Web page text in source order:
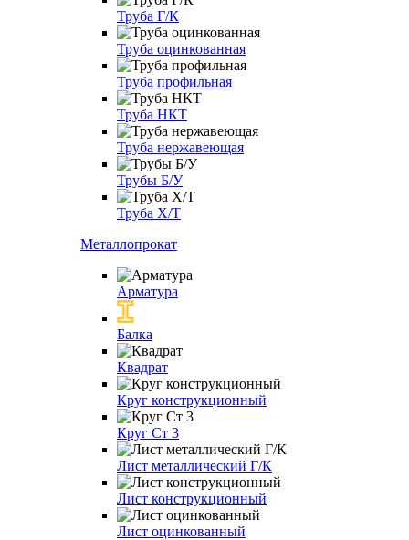
Труба Г/К
Труба оцинкованная
Труба профильная
Труба НКТ
Труба нержавеющая
Трубы Б/У
Труба Х/Т
Металлопрокат
Арматура
Балка
Квадрат
Круг конструкционный
Круг Ст 3
Лист металлический Г/К
Лист конструкционный
Лист оцинкованный